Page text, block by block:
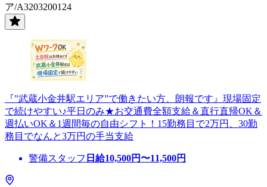
ア/A3203200124
『”武蔵小金井駅エリア”で働きたい方、朗報です』現場固定
で続けやすい♪平日のみ★お交通費全額支給＆直行直帰OK＆
週払いOK＆1週間毎の自由シフト！15勤務目で2万円、30勤
務目でなんと3万円の手当支給
警備スタッフ 日給10,500円〜11,500円